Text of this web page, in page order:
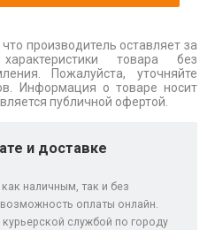
производитель оставляет за
товара без
Пожалуйста, уточняйте
Информация о товаре носит
публичной офертой.
и доставке
наличным, так и без
оплаты онлайн.
службой по городу